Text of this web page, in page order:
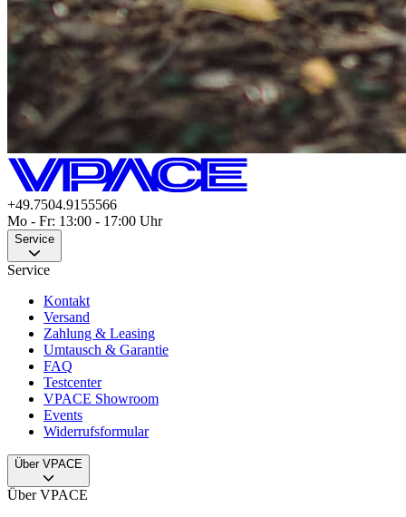
+49.7504.9155566
Mo - Fr: 13:00 - 17:00 Uhr
Service
Service
Kontakt
Versand
Zahlung & Leasing
Umtausch & Garantie
FAQ
Testcenter
VPACE Showroom
Events
Widerrufsformular
Über VPACE
Über VPACE